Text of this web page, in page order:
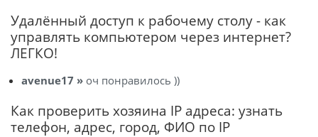
Удалённый доступ к рабочему столу - как
управлять компьютером через интернет?
ЛЕГКО!
avenue17 » оч понравилось ))
Как проверить хозяина IP адреса: узнать
телефон, адрес, город, ФИО по IP